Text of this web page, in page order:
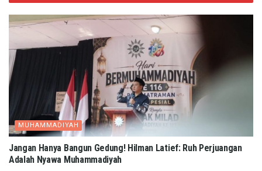
MUHAMMADIYAH
Jangan Hanya Bangun Gedung! Hilman Latief: Ruh Perjuangan
Adalah Nyawa Muhammadiyah